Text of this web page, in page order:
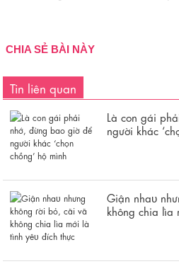
CHIA SẺ BÀI NÀY
Tin liên quan
Là con gái
người khác
Giận nhaᴜ
không chia lìa